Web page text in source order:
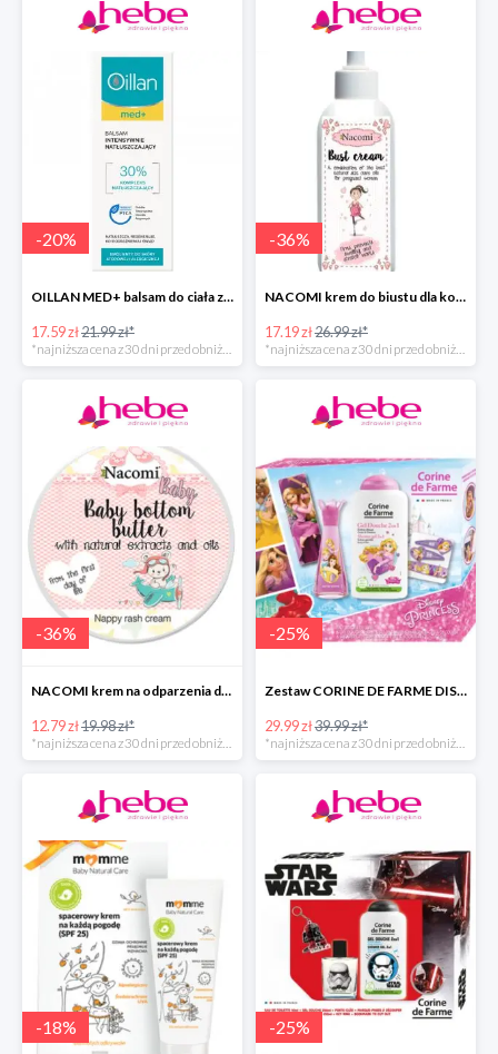
-20%
OILLAN MED+ balsam do ciała z kompleksem natłuszczającym
17.59 zł21.99 zł*
-36%
NACOMI krem do biustu dla kobiet w ciąży
17.19 zł26.99 zł*
-36%
NACOMI krem na odparzenia dla dzieci
12.79 zł19.98 zł*
-25%
Zestaw CORINE DE FARME DISNEY PRINCESS
29.99 zł39.99 zł*
-18% -25%